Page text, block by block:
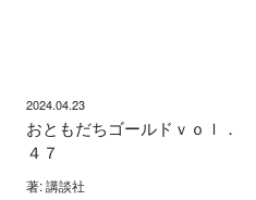
2024.04.23
おともだちゴールドｖｏｌ．
４７
著: 講談社